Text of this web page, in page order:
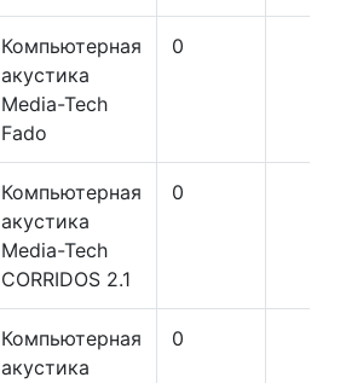
Компьютерная
акустика
Media-Tech
Fado
0
Компьютерная
акустика
Media-Tech
CORRIDOS 2.1
0
Компьютерная
акустика
0